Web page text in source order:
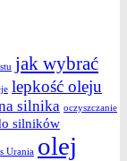
jak wybrać
lepkość oleju
silnika oczyszczanie
silników
Urania olej